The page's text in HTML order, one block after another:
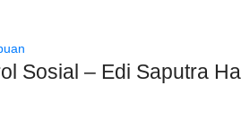
Sosial – Edi Saputra